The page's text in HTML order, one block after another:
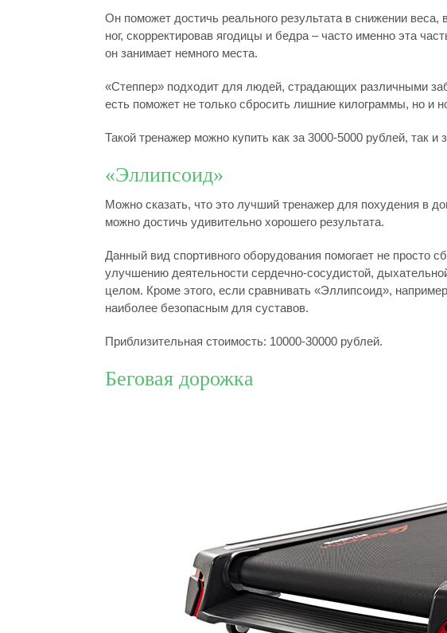
Он поможет достичь реального результата в снижении
ног, скорректировав ягодицы и бедра – часто именно эта
он занимает немного места.
«Степпер» подходит для людей, страдающих различными
есть поможет не только сбросить лишние килограммы, но и
Такой тренажер можно купить как за 3000-5000 рублей, так и
«Эллипсоид»
Можно сказать, что это лучший тренажер для похудения в
можно достичь удивительно хорошего результата.
Данный вид спортивного оборудования помогает не просто
улучшению деятельности сердечно-сосудистой,
целом. Кроме этого, если сравнивать «Эллипсоид»,
наиболее безопасным для суставов.
Приблизительная стоимость: 10000-30000 рублей.
Беговая дорожка